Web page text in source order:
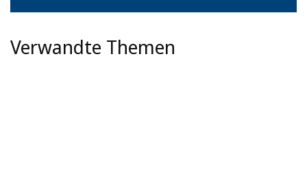
Verwandte Themen